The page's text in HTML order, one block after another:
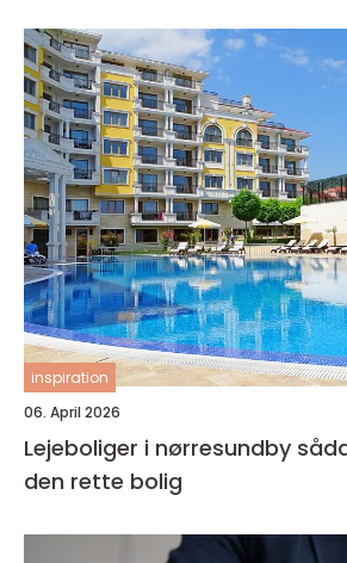
inspiration
06. April 2026
Lejeboliger i nørresundby sådan finder du
den rette bolig